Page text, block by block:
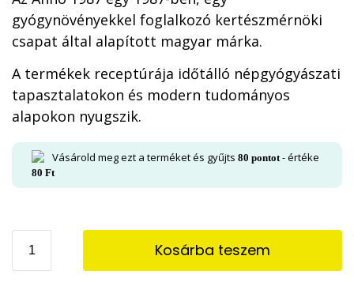
gyógynövényekkel foglalkozó kertészmérnöki
csapat által alapított magyar márka.
A termékek receptúrája időtálló népgyógyászati
tapasztalatokon és modern tudományos
alapokon nyugszik.
Vásárold meg ezt a terméket és gyűjts 80 pontot- értéke
80 Ft
Kosárba teszem